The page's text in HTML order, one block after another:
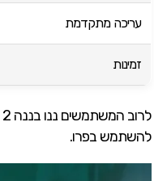
עריכה מתקדמת
זמינות
להשתמש בפרו.